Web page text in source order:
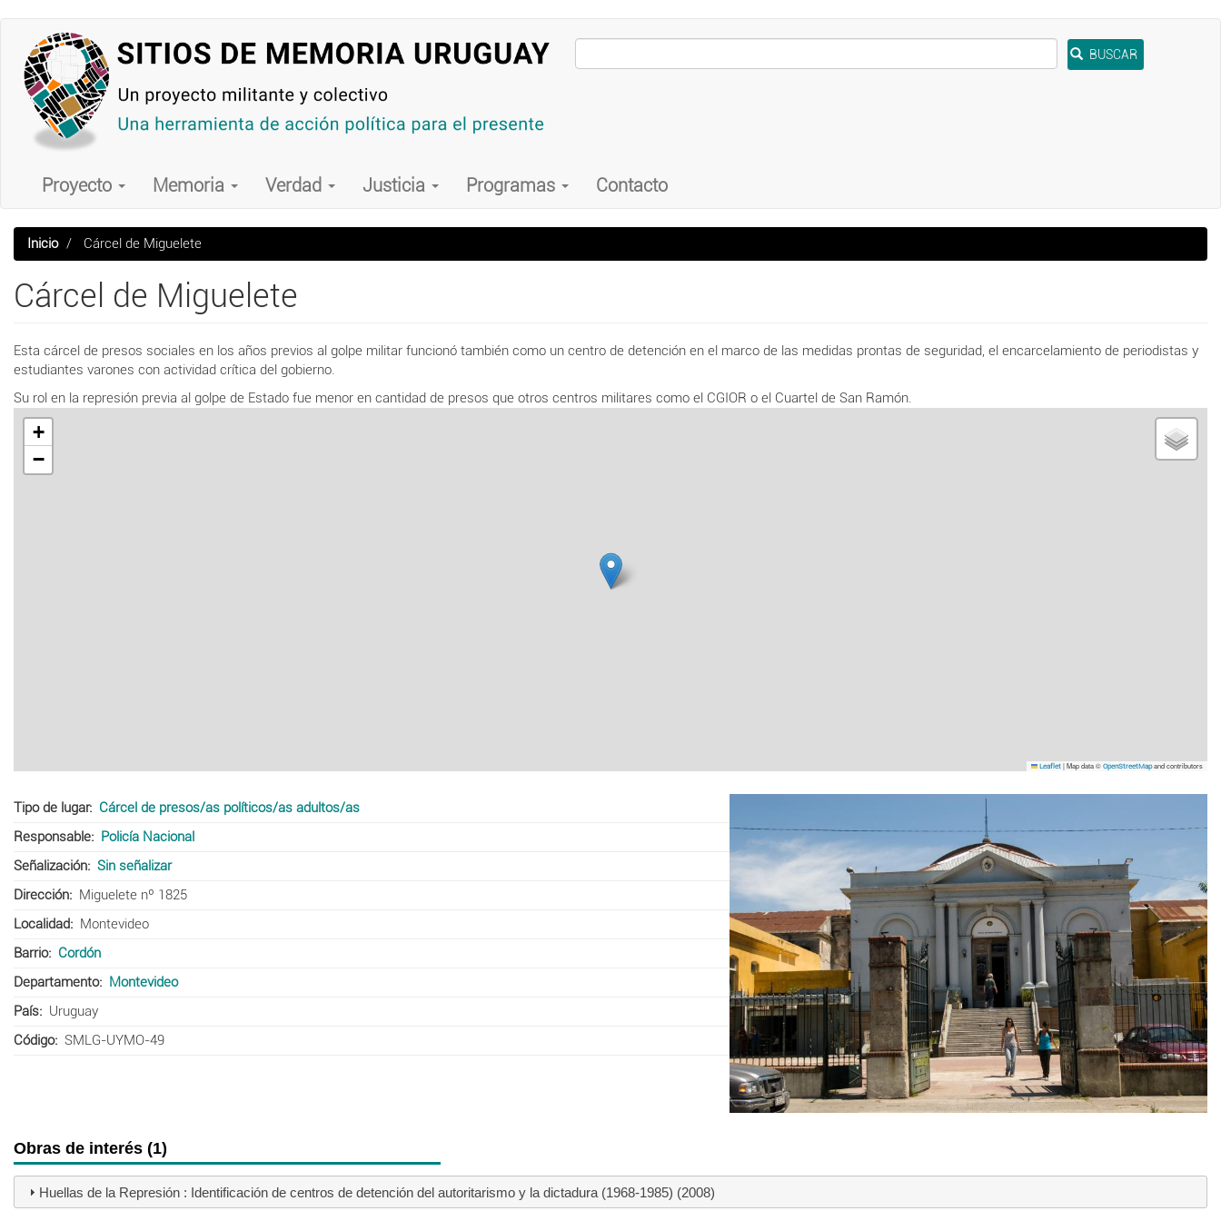
contenido
principal
BUSCAR
Main
navigation
Proyecto Memoria Verdad Justicia Programas Contacto
Inicio Cárcel de Miguelete
Cárcel de Miguelete
Esta cárcel de presos sociales en los años previos al golpe militar funcionó también como un centro de detención en el marco de las medidas prontas de seguridad, el encarcelamiento de periodistas y
estudiantes varones con actividad crítica del gobierno.
Su rol en la represión previa al golpe de Estado fue menor en cantidad de presos que otros centros militares como el CGIOR o el Cuartel de San Ramón.
+
−
Leaflet |Map data © OpenStreetMapand contributors
Tipo de lugar
Cárcel de presos/as políticos/as adultos/as
Responsable
Policía Nacional
Señalización
Sin señalizar
Dirección
Miguelete nº 1825
Localidad
Montevideo
Barrio
Cordón
Departamento
Montevideo
País
Uruguay
Código
SMLG-UYMO-49
Obras de interés (1)
Huellas de la Represión : Identificación de centros de detención del autoritarismo y la dictadura (1968-1985) (2008)